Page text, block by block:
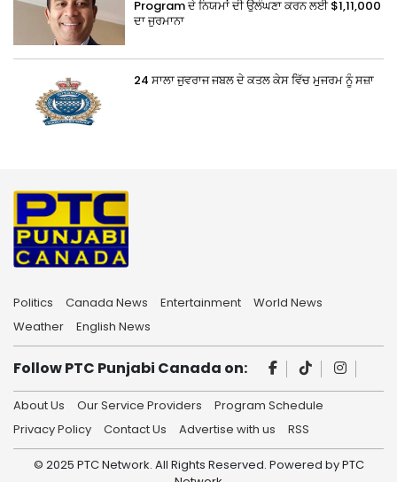
Program ਦੇ ਨਿਯਮਾਂ ਦੀ ਉਲੰਘਣਾ ਕਰਨ ਲਈ $1,11,000
ਦਾ ਜੁਰਮਾਨਾ
24 ਸਾਲਾ ਜੁਵਰਾਜ ਜਬਲ ਦੇ ਕਤਲ ਕੇਸ ਵਿੱਚ ਮੁਜਰਮ ਨੂੰ ਸਜ਼ਾ
Politics Canada News Entertainment
World News
Weather
English News
Follow PTC Punjabi Canada on:
About Us Our Service Providers
Program Schedule
Privacy Policy
Contact Us Advertise with us RSS
© 2025 PTC Network. All Rights Reserved. Powered byPTC